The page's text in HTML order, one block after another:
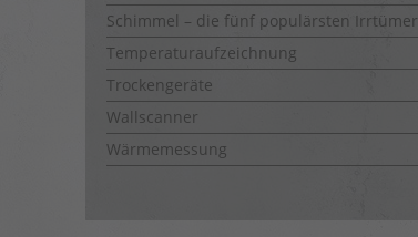
Schimmel – die fünf populärsten Irrtümer
Temperaturaufzeichnung
Trockengeräte
Wallscanner
Wärmemessung